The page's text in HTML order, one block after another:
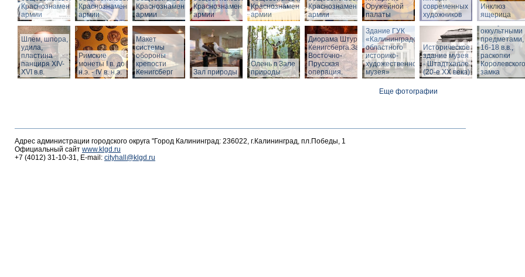
Краснознаменной
армии
Краснознаменной
армии
Краснознаменной
армии
Краснознаменной
армии
Краснознаменной
армии
Краснознаменной
армии
Оружейной
палаты
современных
художников
Инклюз
ящерица
Шлем, шпора,
удила,
пластина
панциря XIV-
XVI в.в.
Римские
монеты I в. до
н.э. - IV в. н.э.
Макет
системы
обороны
крепости
Кенигсберг
Зал природы
Олень в Зале
природы
Диорама Штурм
Кенигсберга.Зал
Восточно-
Прусская
операция.
Здание ГУК
«Калининградского
областного
историко-
художественного
музея»
Историческое
здание музея
- Штадтхалле
(20-е XX века)
Шкатулка с
оккультными
предметами,
16-18 в.в.,
раскопки
Королевского
замка
Еще фотографии
Адрес администрации городского округа "Город Калининград: 236022, г.Калининград, пл.Победы, 1
Официальный сайт www.klgd.ru
+7 (4012) 31-10-31, E-mail: cityhall@klgd.ru